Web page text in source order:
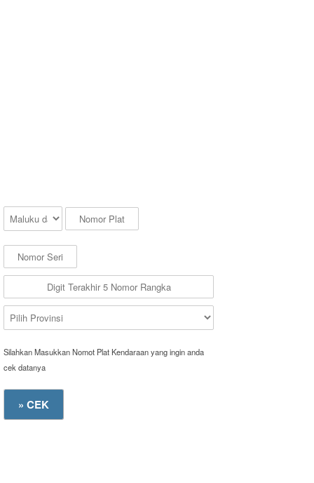
Silahkan Masukkan Nomot Plat Kendaraan yang ingin anda
cek datanya